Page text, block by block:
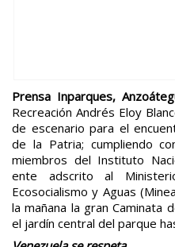
Prensa Inparques,
Recreación Andrés Eloy
de escenario para el
de la Patria; cumpliendo
miembros del Instituto
ente adscrito al
Ecosocialismo y Aguas
la mañana la gran Caminata
el jardín central del parque